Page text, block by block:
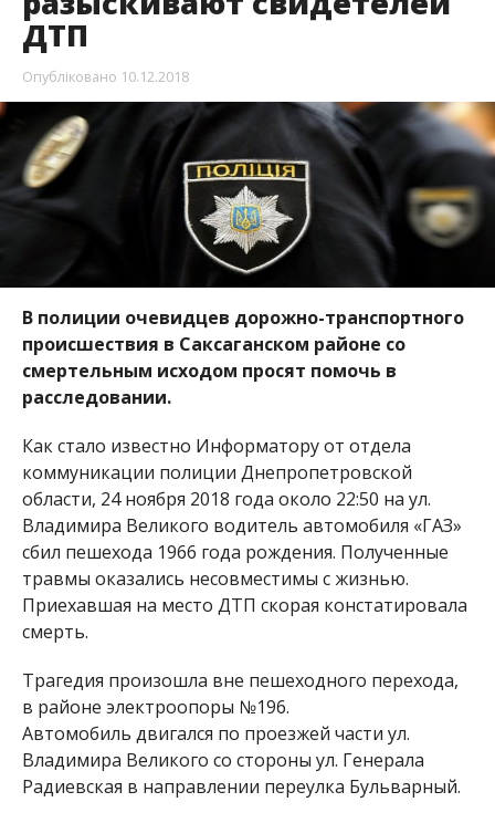
ДТП
Опубліковано 10.12.2018
В полиции очевидцев дорожно-транспортного
происшествия в Саксаганском районе со
смертельным исходом просят помочь в
расследовании.
Как стало известно Информатору от отдела
коммуникации полиции Днепропетровской
области, 24 ноября 2018 года около 22:50 на ул.
Владимира Великого водитель автомобиля «ГАЗ»
сбил пешехода 1966 года рождения. Полученные
травмы оказались несовместимы с жизнью.
Приехавшая на место ДТП скорая констатировала
смерть.
Трагедия произошла вне пешеходного перехода,
в районе электроопоры №196.
Автомобиль двигался по проезжей части ул.
Владимира Великого со стороны ул. Генерала
Радиевская в направлении переулка Бульварный.